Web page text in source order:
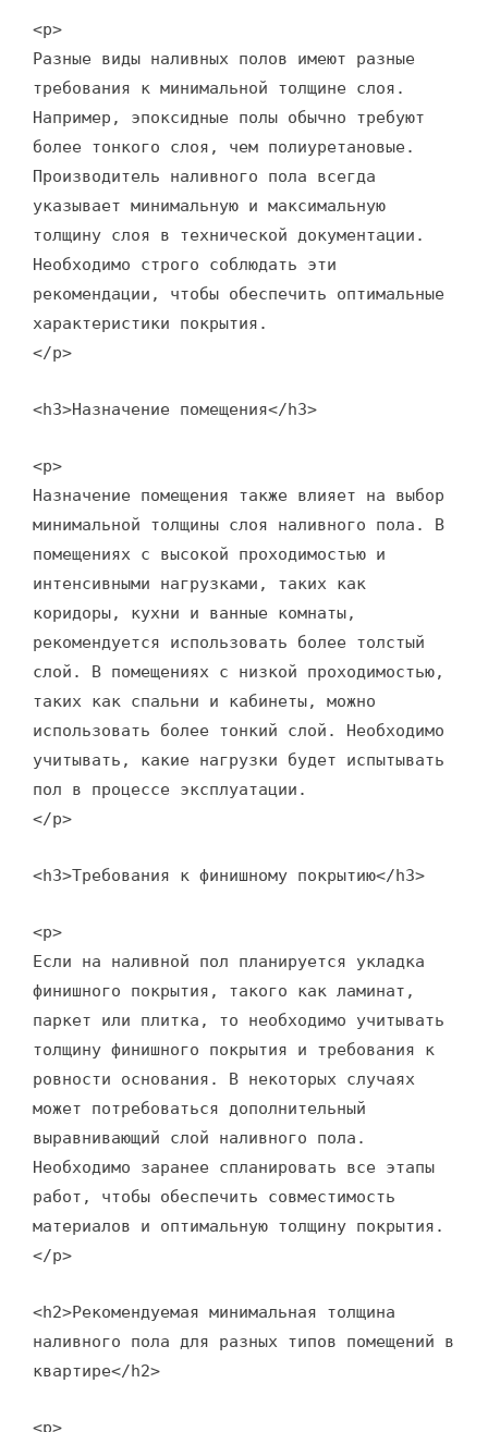
<p>
Разные виды наливных полов имеют разные
требования к минимальной толщине слоя.
Например, эпоксидные полы обычно требуют
более тонкого слоя, чем полиуретановые.
Производитель наливного пола всегда
указывает минимальную и максимальную
толщину слоя в технической документации.
Необходимо строго соблюдать эти
рекомендации, чтобы обеспечить оптимальные
характеристики покрытия.
</p>
<h3>Назначение помещения</h3>
<p>
Назначение помещения также влияет на выбор
минимальной толщины слоя наливного пола. В
помещениях с высокой проходимостью и
интенсивными нагрузками, таких как
коридоры, кухни и ванные комнаты,
рекомендуется использовать более толстый
слой. В помещениях с низкой проходимостью,
таких как спальни и кабинеты, можно
использовать более тонкий слой. Необходимо
учитывать, какие нагрузки будет испытывать
пол в процессе эксплуатации.
</p>
<h3>Требования к финишному покрытию</h3>
<p>
Если на наливной пол планируется укладка
финишного покрытия, такого как ламинат,
паркет или плитка, то необходимо учитывать
толщину финишного покрытия и требования к
ровности основания. В некоторых случаях
может потребоваться дополнительный
выравнивающий слой наливного пола.
Необходимо заранее спланировать все этапы
работ, чтобы обеспечить совместимость
материалов и оптимальную толщину покрытия.
</p>
<h2>Рекомендуемая минимальная толщина
наливного пола для разных типов помещений в
квартире</h2>
<p>